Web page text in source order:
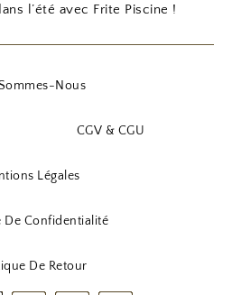
l’été avec Frite Piscine !
Nous
CGV & CGU
Légales
De Confidentialité
De Retour